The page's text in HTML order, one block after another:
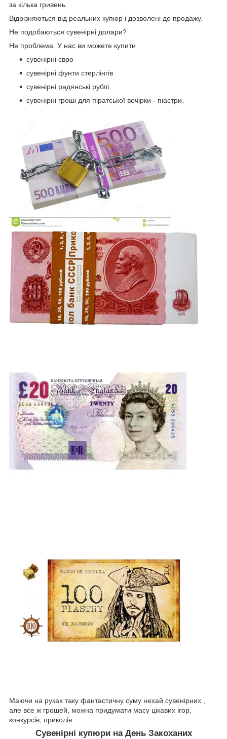
за кілька гривень.
Відрізняються від реальних купюр і дозволені до продажу.
Не подобаються сувенірні долари?
Не проблема. У нас ви можете купити
сувенірні євро
сувенірні фунти стерлінгів
сувенірні радянські рублі
сувенірні гроші для піратської вечірки - піастри.
Маючи на руках таку фантастичну суму нехай сувенірних ,
але все ж грошей, можна придумати масу цікавих ігор,
конкурсів, приколів.
Сувенірні купюри на День Закоханих